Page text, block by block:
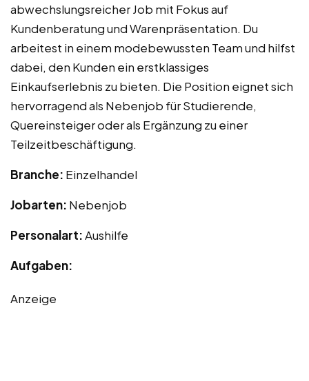
abwechslungsreicher Job mit Fokus auf
Kundenberatung und Warenpräsentation. Du
arbeitest in einem modebewussten Team und hilfst
dabei, den Kunden ein erstklassiges
Einkaufserlebnis zu bieten. Die Position eignet sich
hervorragend als Nebenjob für Studierende,
Quereinsteiger oder als Ergänzung zu einer
Teilzeitbeschäftigung.
Branche: Einzelhandel
Jobarten: Nebenjob
Personalart:Aushilfe
Aufgaben:
Anzeige